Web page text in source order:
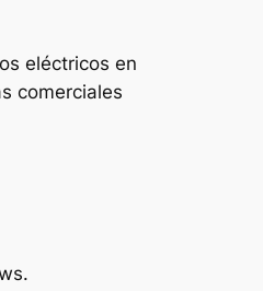
eléctricos en
comerciales
.